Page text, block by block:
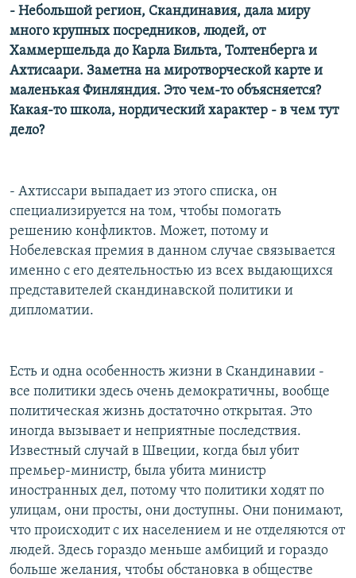
- Небольшой регион, Скандинавия, дала миру
много крупных посредников, людей, от
Хаммершельда до Карла Бильта, Толтенберга и
Ахтисаари. Заметна на миротворческой карте и
маленькая Финляндия. Это чем-то объясняется?
Какая-то школа, нордический характер - в чем тут
дело?
- Ахтиссари выпадает из этого списка, он
специализируется на том, чтобы помогать
решению конфликтов. Может, потому и
Нобелевская премия в данном случае связывается
именно с его деятельностью из всех выдающихся
представителей скандинавской политики и
дипломатии.
Есть и одна особенность жизни в Скандинавии -
все политики здесь очень демократичны, вообще
политическая жизнь достаточно открытая. Это
иногда вызывает и неприятные последствия.
Известный случай в Швеции, когда был убит
премьер-министр, была убита министр
иностранных дел, потому что политики ходят по
улицам, они просты, они доступны. Они понимают,
что происходит с их населением и не отделяются от
людей. Здесь гораздо меньше амбиций и гораздо
больше желания, чтобы обстановка в обществе